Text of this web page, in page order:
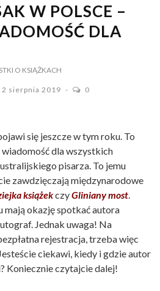
W POLSCE –
DLA
O KSIĄŻKACH
2 sierpnia 2019 0
się jeszcze w tym roku. To
dla wszystkich
pisarza. To jemu
zawdzięczają międzynarodowe
książekczyGliniany most.
mają okazję spotkać autora
Jednak uwaga! Na
rejestracja, trzeba więc
ciekawi, kiedy i gdzie autor
Koniecznie czytajcie dalej!